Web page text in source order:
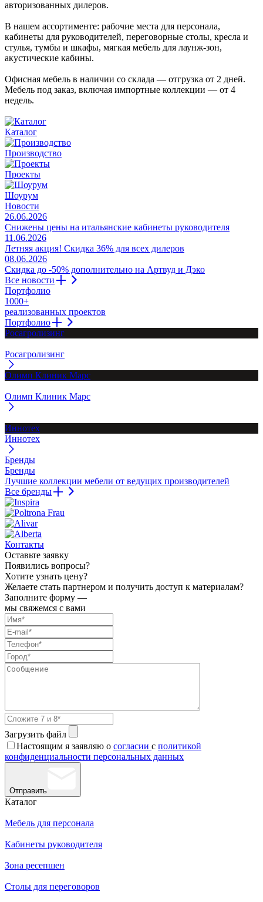
авторизованных дилеров.
В нашем ассортименте: рабочие места для персонала,
кабинеты для руководителей, переговорные столы, кресла и
стулья, тумбы и шкафы, мягкая мебель для лаунж-зон,
акустические кабины.
Офисная мебель в наличии со склада — отгрузка от 2 дней.
Мебель под заказ, включая импортные коллекции — от 4
недель.
Каталог
Производство
Проекты
Шоурум
Новости
26.06.2026
Снижены цены на итальянские кабинеты руководителя
11.06.2026
Летняя акция! Скидка 36% для всех дилеров
08.06.2026
Скидка до -50% дополнительно на Артвуд и Дэко
Все новости
Портфолио
1000+
реализованных проектов
Портфолио
Росагролизинг
Росагролизинг
Олимп Клиник Марс
Олимп Клиник Марс
Иннотех
Иннотех
Бренды
Бренды
Лучшие коллекции мебели от ведущих производителей
Все бренды
Контакты
Оставьте заявку
Появились вопросы?
Хотите узнать цену?
Желаете стать партнером и получить доступ к материалам?
Заполните форму —
мы свяжемся с вами
Загрузить файл
Настоящим я заявляю о согласии с политикой
конфиденциальности персональных данных
Отправить
Каталог
Мебель для персонала
Кабинеты руководителя
Зона ресепшен
Столы для переговоров